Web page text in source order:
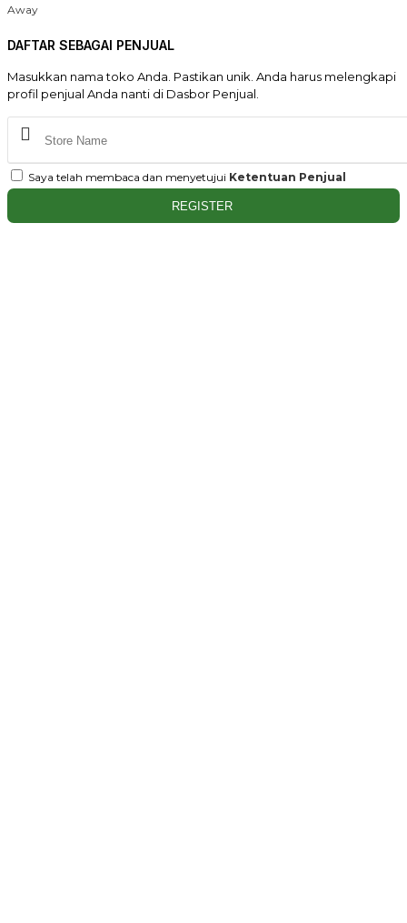
Away
DAFTAR SEBAGAI PENJUAL
Masukkan nama toko Anda. Pastikan unik. Anda harus melengkapi
profil penjual Anda nanti di Dasbor Penjual.
Saya telah membaca dan menyetujui Ketentuan Penjual
REGISTER